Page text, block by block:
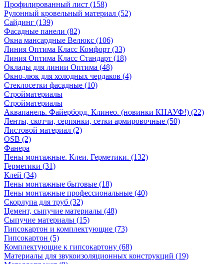
Профилированный лист (158)
Рулонный кровельный материал (52)
Сайдинг (139)
Фасадные панели (82)
Окна мансардные Велюкс (106)
Линия Оптима Класс Комфорт (33)
Линия Оптима Класс Стандарт (18)
Оклады для линии Оптима (48)
Окно-люк для холодных чердаков (4)
Стеклосетки фасадные (10)
Стройматериалы
Стройматериалы
Аквапанель. Файерборд. Клинео. (новинки КНАУФ!) (22)
Ленты, скотчи, серпянки, сетки армировочные (50)
Листовой материал (2)
OSB (2)
Фанера
Пены монтажные. Клеи. Герметики. (132)
Герметики (31)
Клей (34)
Пены монтажные бытовые (18)
Пены монтажные профессиональные (40)
Скорлупа для труб (32)
Цемент, сыпучие материалы (48)
Сыпучие материалы (15)
Гипсокартон и комплектующие (73)
Гипсокартон (5)
Комплектующие к гипсокартону (68)
Материалы для звукоизоляционных конструкций (19)